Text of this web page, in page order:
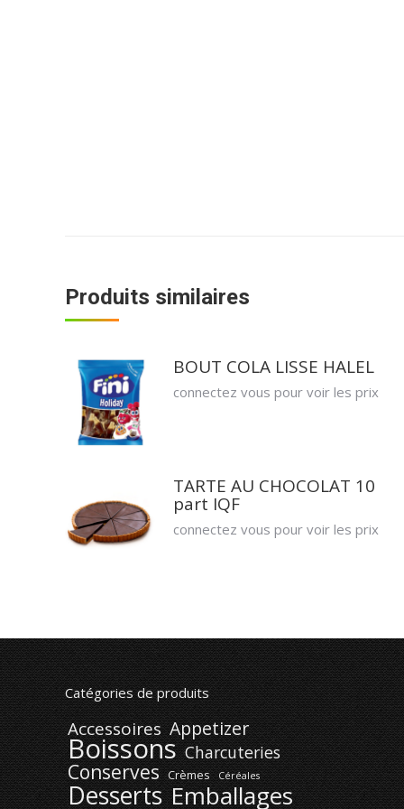
Produits similaires
BOUT COLA LISSE HALEL
connectez vous pour voir les prix
TARTE AU CHOCOLAT 10
part IQF
connectez vous pour voir les prix
Catégories de produits
Accessoires Appetizer
Boissons Charcuteries
Conserves Crèmes Céréales
Desserts Emballages